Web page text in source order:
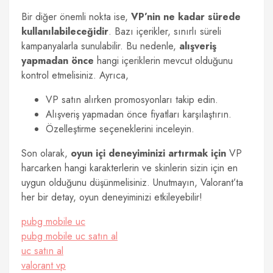
Bir diğer önemli nokta ise, VP’nin ne kadar sürede
kullanılabileceğidir. Bazı içerikler, sınırlı süreli
kampanyalarla sunulabilir. Bu nedenle, alışveriş
yapmadan önce hangi içeriklerin mevcut olduğunu
kontrol etmelisiniz. Ayrıca,
VP satın alırken promosyonları takip edin.
Alışveriş yapmadan önce fiyatları karşılaştırın.
Özelleştirme seçeneklerini inceleyin.
Son olarak, oyun içi deneyiminizi artırmak için VP
harcarken hangi karakterlerin ve skinlerin sizin için en
uygun olduğunu düşünmelisiniz. Unutmayın, Valorant’ta
her bir detay, oyun deneyiminizi etkileyebilir!
pubg mobile uc
pubg mobile uc satın al
uc satın al
valorant vp